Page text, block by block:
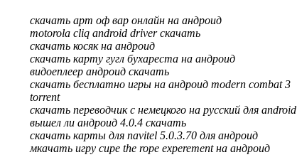
скачать арт оф вар онлайн на андроид
motorola cliq android driver скачать
скачать косяк на андроид
скачать карту гугл бухареста на андроид
видоеплеер андроид скачать
скачать бесплатно игры на андроид modern combat 3
torrent
скачать переводчик с немецкого на русский для android
вышел ли андроид 4.0.4 скачать
скачать карты для navitel 5.0.3.70 для андроид
мкачать игру cupe the rope experement на андроид